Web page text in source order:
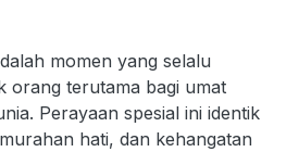
momen yang selalu
orang terutama bagi umat
Perayaan spesial ini identik
hati, dan kehangatan